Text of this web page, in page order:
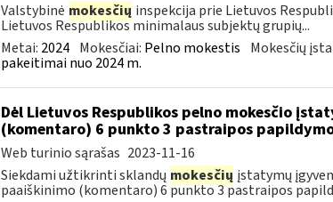
Valstybinė mokesčių inspekcija prie Lietuvos
Lietuvos Respublikos minimalaus subjektų grupių...
Metai: 2024 Mokesčiai: Pelno mokestis Mokesčių
pakeitimai nuo 2024 m.
Dėl Lietuvos Respublikos pelno mokesčio
(komentaro) 6 punkto 3 pastraipos
Web turinio sąrašas 2023-11-16
Siekdami užtikrinti sklandų mokesčių įstatymų
paaiškinimo (komentaro) 6 punkto 3 pastraipos